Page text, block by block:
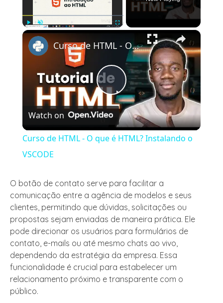
×
Play
Video
Curso de HTML - O que é HTML? Instalando o VSCODE
Watch on
Curso de HTML - O que é HTML? Instalando o
VSCODE
O botão de contato serve para facilitar a
comunicação entre a agência de modelos e seus
clientes, permitindo que dúvidas, solicitações ou
propostas sejam enviadas de maneira prática. Ele
pode direcionar os usuários para formulários de
contato, e-mails ou até mesmo chats ao vivo,
dependendo da estratégia da empresa. Essa
funcionalidade é crucial para estabelecer um
relacionamento próximo e transparente com o
público.